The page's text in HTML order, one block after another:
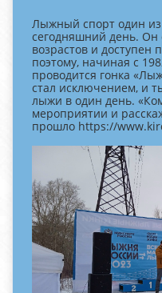
Лыжный спорт один
сегодняшний день.
возрастов и доступен
поэтому, начиная с
проводится гонка
стал исключением, и
лыжи в один день.
мероприятии и
прошло https://